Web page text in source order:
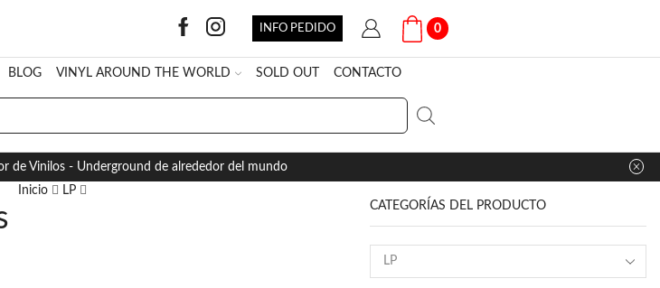
INFO PEDIDO 0
BLOG VINYL AROUND THE WORLD SOLD OUT CONTACTO
SEARCH
INPUT
de Vinilos - Underground de alrededor del mundo
Inicio
LP
CATEGORÍAS DEL PRODUCTO